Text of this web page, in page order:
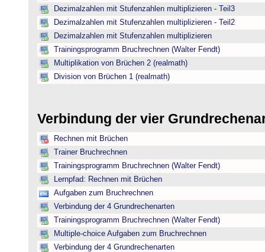
Dezimalzahlen mit Stufenzahlen multiplizieren - Teil3
Dezimalzahlen mit Stufenzahlen multiplizieren - Teil2
Dezimalzahlen mit Stufenzahlen multiplizieren
Trainingsprogramm Bruchrechnen (Walter Fendt)
Multiplikation von Brüchen 2 (realmath)
Division von Brüchen 1 (realmath)
Verbindung der vier
Rechnen mit Brüchen
Trainer Bruchrechnen
Trainingsprogramm Bruchrechnen (Walter Fendt)
Lernpfad: Rechnen mit Brüchen
Aufgaben zum Bruchrechnen
Verbindung der 4 Grundrechenarten
Trainingsprogramm Bruchrechnen (Walter Fendt)
Multiple-choice Aufgaben zum Bruchrechnen
Verbindung der 4 Grundrechenarten